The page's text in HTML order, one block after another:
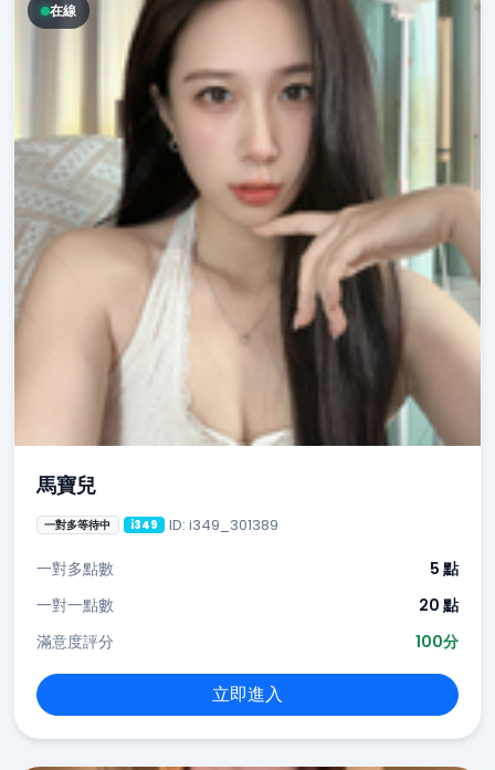
在線
馬寶兒
一對多等待中 i349 ID: i349_301389
一對多點數
5 點
一對一點數
20 點
滿意度評分
100分
立即進入